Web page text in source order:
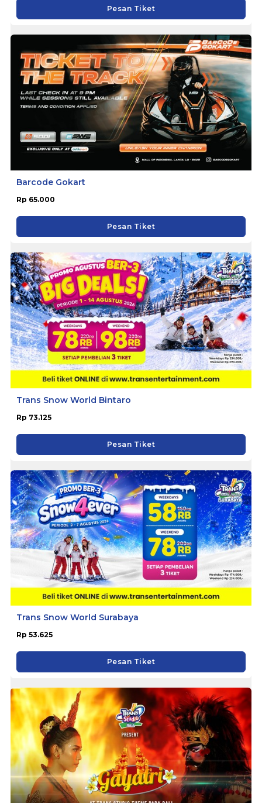
Pesan Tiket
Barcode Gokart
Rp 65.000
Pesan Tiket
Trans Snow World Bintaro
Rp 73.125
Pesan Tiket
Trans Snow World Surabaya
Rp 53.625
Pesan Tiket